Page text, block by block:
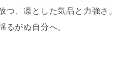
つ、凛とした気品と力強さ。
るがぬ自分へ。